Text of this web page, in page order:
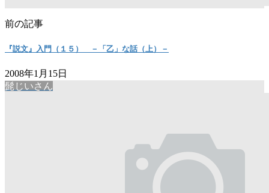
前の記事
『説文』入門（１５） －「乙」な話（上）－
2008年1月15日
髭じいさん